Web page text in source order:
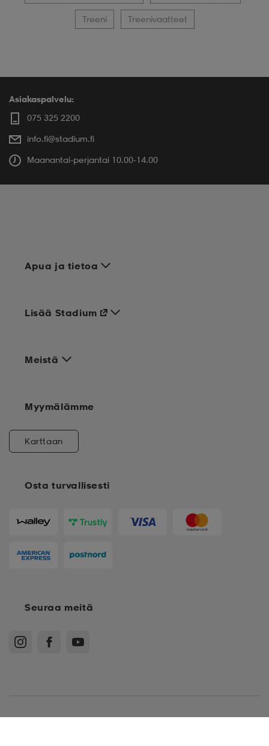
Treeni Treenivaatteet
Asiakaspalvelu:
075 325 2200
info.fi@stadium.fi
Maanantai-perjantai 10.00-14.00
Apua ja tietoa
Meistä
Osta turvallisesti
Lisää Stadium
Myymälämme
Karttaan
Seuraa meitä